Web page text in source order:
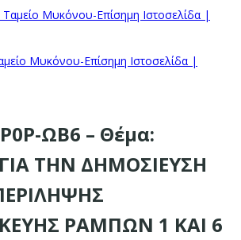
Μυκόνου-Επίσημη Ιστοσελίδα |
ΩΒ6 – Θέμα:
ΤΗΝ ΔΗΜΟΣΙΕΥΣΗ
ΡΑΜΠΩΝ 1 ΚΑΙ 6